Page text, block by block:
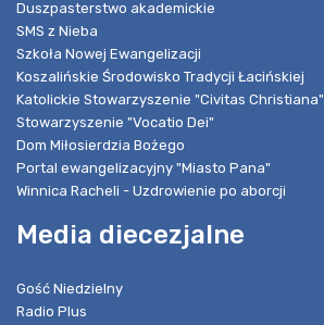
Duszpasterstwo akademickie
SMS z Nieba
Szkoła Nowej Ewangelizacji
Koszalińskie Środowisko Tradycji Łacińskiej
Katolickie Stowarzyszenie "Civitas Christiana"
Stowarzyszenie "Vocatio Dei"
Dom Miłosierdzia Bożego
Portal ewangelizacyjny "Miasto Pana"
Winnica Racheli - Uzdrowienie po aborcji
Media diecezjalne
Gość Niedzielny
Radio Plus